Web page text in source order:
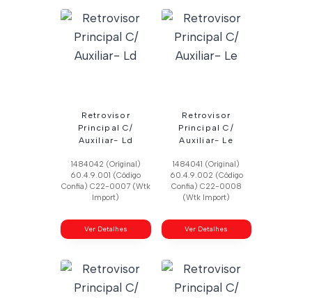
Retrovisor
Principal C/
Auxiliar- Ld
1484042 (Original)
60.4.9.001 (Código
Confia) C22-0007 (Wtk
Import)
Ver Detalhes
Retrovisor
Principal C/
Auxiliar- Le
1484041 (Original)
60.4.9.002 (Código
Confia) C22-0008
(Wtk Import)
Ver Detalhes